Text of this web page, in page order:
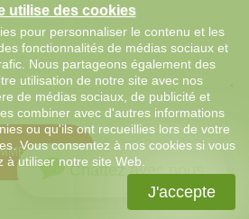
Chattez avec nous
utilise des cookies
pour personnaliser le contenu et les
fonctionnalités de médias sociaux et
Nous partageons également des
utilisation de notre site avec nos
de médias sociaux, de publicité et
combiner avec d'autres informations
ou qu'ils ont recueillies lors de votre
Vous consentez à nos cookies si vous
à utiliser notre site Web.
J'accepte